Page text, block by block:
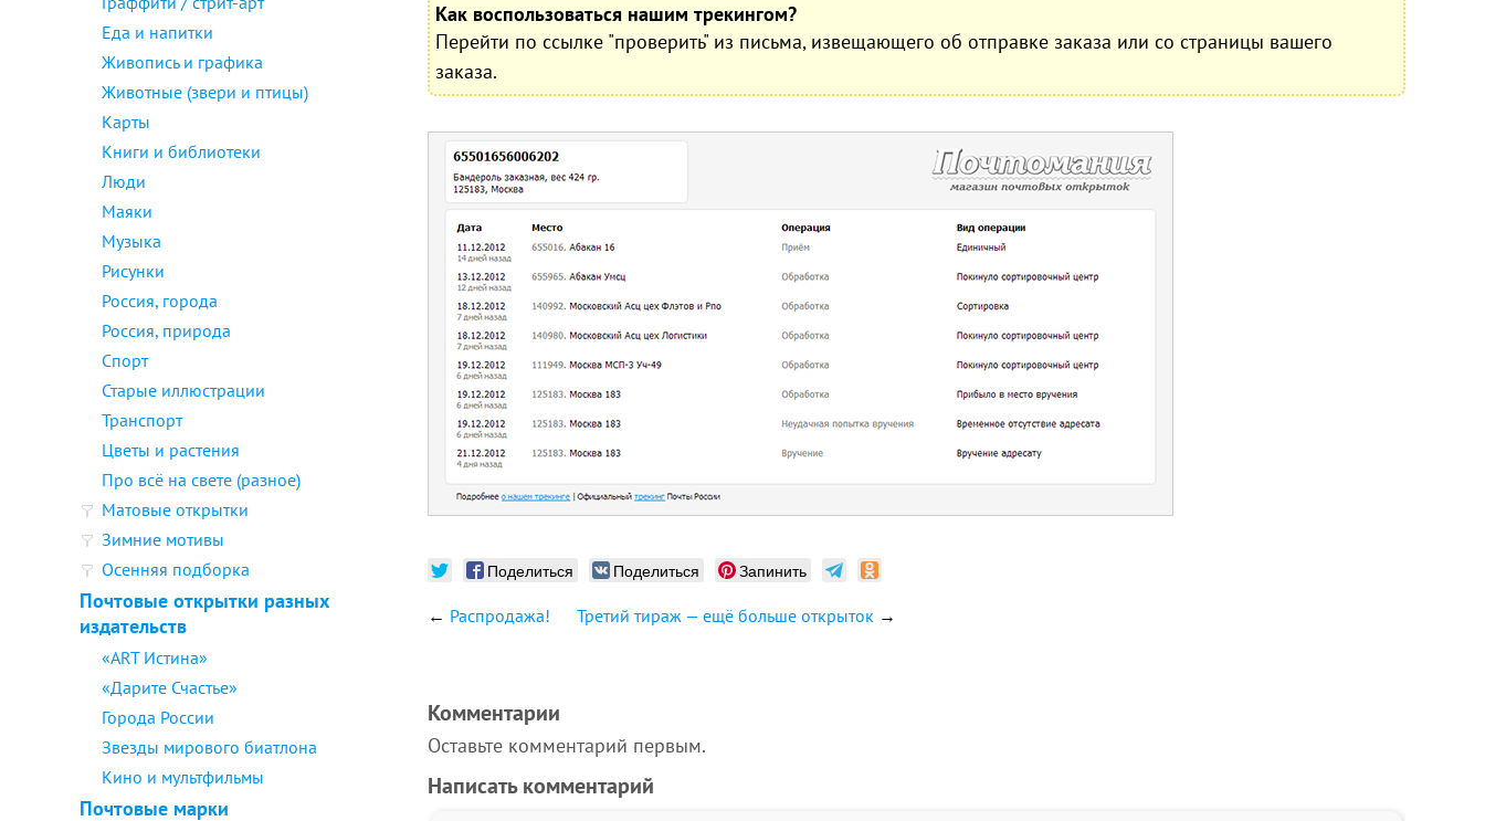
Еда и напитки
Живопись и графика
Животные (звери и птицы)
Карты
Книги и библиотеки
Люди
Маяки
Музыка
Рисунки
Россия, города
Россия, природа
Спорт
Старые иллюстрации
Транспорт
Цветы и растения
Про всё на свете (разное)
Матовые открытки
Зимние мотивы
Осенняя подборка
Почтовые открытки разных
издательств
«ART Истина»
«Дарите Счастье»
Города России
Звезды мирового биатлона
Кино и мультфильмы
Почтовые марки
Как воспользоваться нашим трекингом?
Перейти по ссылке "проверить" из письма, извещающего об отправке заказа или со страницы вашего
заказа.
Поделиться Поделиться Запинить
← Распродажа! Третий тираж — ещё больше открыток →
Комментарии
Оставьте комментарий первым.
Написать комментарий